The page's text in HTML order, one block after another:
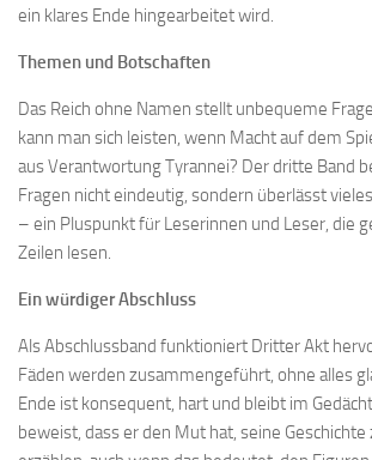
ein klares Ende hingearbeitet wird.
Themen und Botschaften
Das Reich ohne Namen stellt unbequeme
kann man sich leisten, wenn Macht auf dem
aus Verantwortung Tyrannei? Der dritte Band
Fragen nicht eindeutig, sondern überlässt
– ein Pluspunkt für Leserinnen und Leser, die
Zeilen lesen.
Ein würdiger Abschluss
Als Abschlussband funktioniert Dritter Akt
Fäden werden zusammengeführt, ohne alles
Ende ist konsequent, hart und bleibt im
beweist, dass er den Mut hat, seine Geschichte